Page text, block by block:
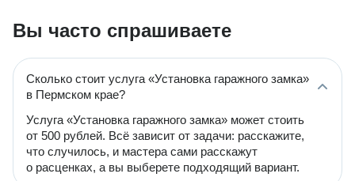
Вы часто спрашиваете
Сколько стоит услуга «Установка гаражного замка»
в Пермском крае?
Услуга «Установка гаражного замка» может стоить
от 500 рублей. Всё зависит от задачи: расскажите,
что случилось, и мастера сами расскажут
о расценках, а вы выберете подходящий вариант.